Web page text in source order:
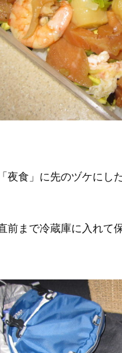
夜食」に先のヅケにし
前まで冷蔵庫に入れ